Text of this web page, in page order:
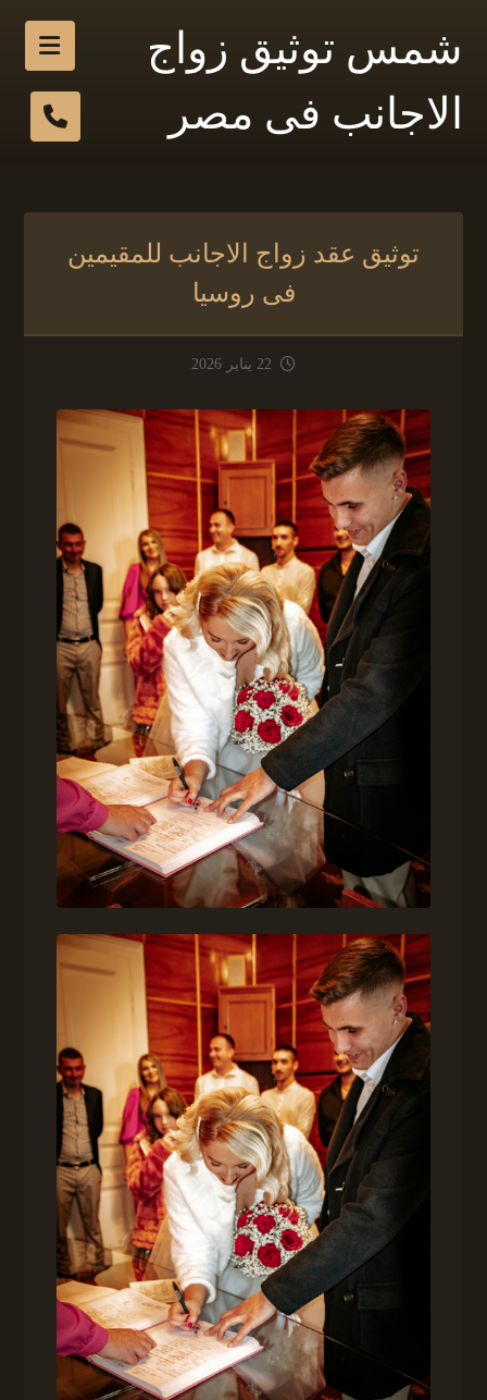
شمس توثيق زواج
الاجانب فى مصر
توثيق عقد زواج الاجانب للمقيمين
فى روسيا
22 يناير 2026